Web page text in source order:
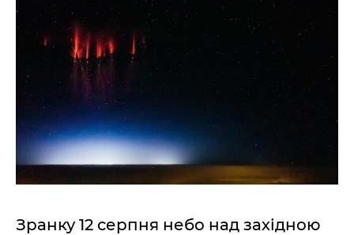
Зранку 12 серпня небо над західною